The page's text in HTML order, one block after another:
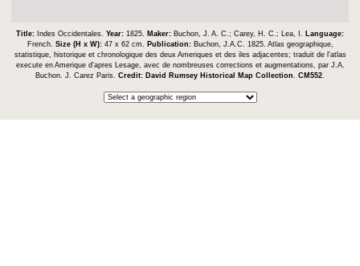
Title: Indes Occidentales. Year: 1825. Maker: Buchon, J. A. C.; Carey, H. C.; Lea, I.
Language:
French. Size (H x W): 47 x 62 cm. Publication: Buchon, J.A.C. 1825. Atlas geographique,
statistique, historique et chronologique des deux Ameriques et des iles adjacentes; traduit de l'atlas
execute en Amerique d'apres Lesage, avec de nombreuses corrections et augmentations, par J.A.
Buchon. J. Carez Paris. Credit: David Rumsey Historical Map Collection CM552